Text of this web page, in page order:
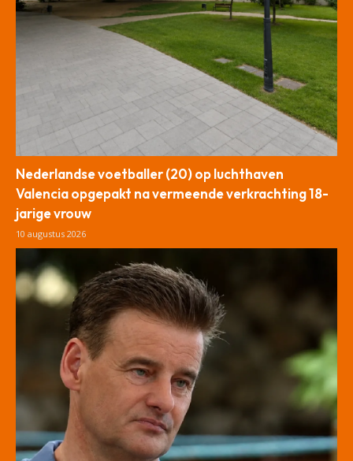
Nederlandse voetballer (20) op luchthaven
Valencia opgepakt na vermeende verkrachting 18-
jarige vrouw
10 augustus 2026